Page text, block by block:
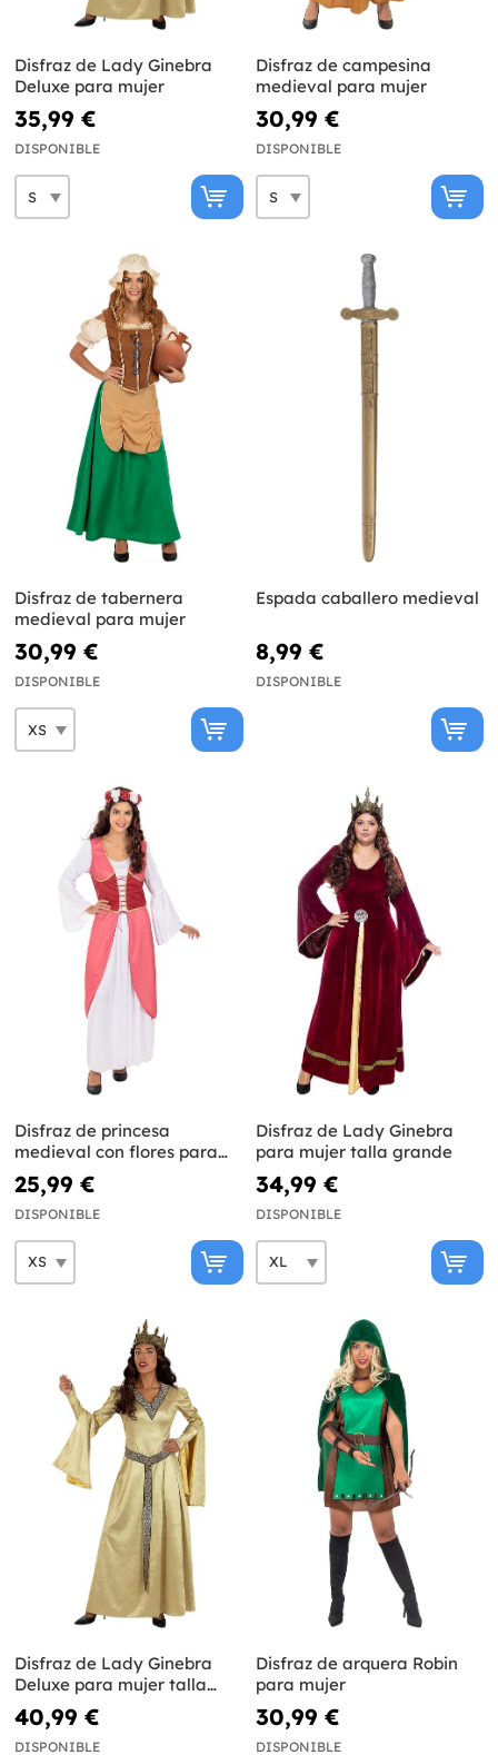
Disfraz de Lady Ginebra
Deluxe para mujer
35,99 €
DISPONIBLE
Disfraz de campesina
medieval para mujer
30,99 €
DISPONIBLE
Disfraz de tabernera
medieval para mujer
30,99 €
DISPONIBLE
Espada caballero medieval
8,99 €
DISPONIBLE
Disfraz de princesa
medieval con flores para
mujer
25,99 €
DISPONIBLE
Disfraz de Lady Ginebra
para mujer talla grande
34,99 €
DISPONIBLE
Disfraz de Lady Ginebra
Deluxe para mujer talla
grande
40,99 €
DISPONIBLE
Disfraz de arquera Robin
para mujer
30,99 €
DISPONIBLE